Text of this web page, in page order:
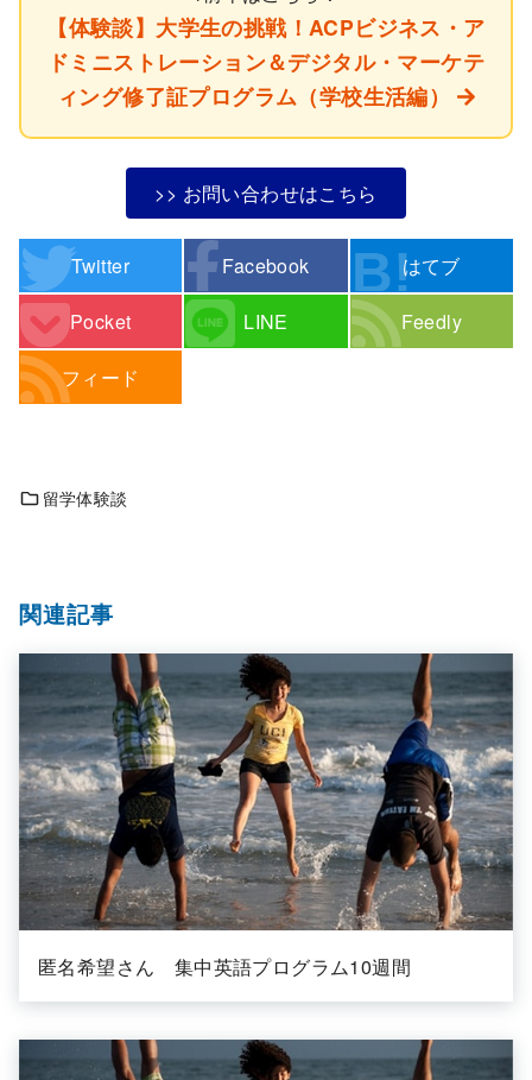
【体験談】大学生の挑戦！ACPビジネス・ア
ドミニストレーション＆デジタル・マーケテ
ィング修了証プログラム（学校生活編）
>> お問い合わせはこちら
Twitter Facebook はてブ
Pocket LINE Feedly
フィード
留学体験談
関連記事
匿名希望さん 集中英語プログラム10週間